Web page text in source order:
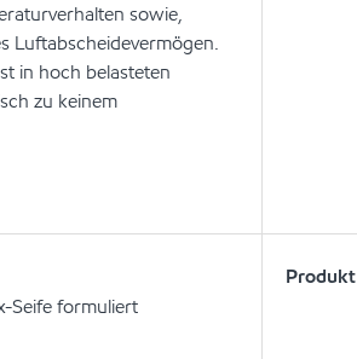
sowie,
Luftabscheidevermögen.
in hoch belasteten
zu keinem
Seife formuliert
Produkt